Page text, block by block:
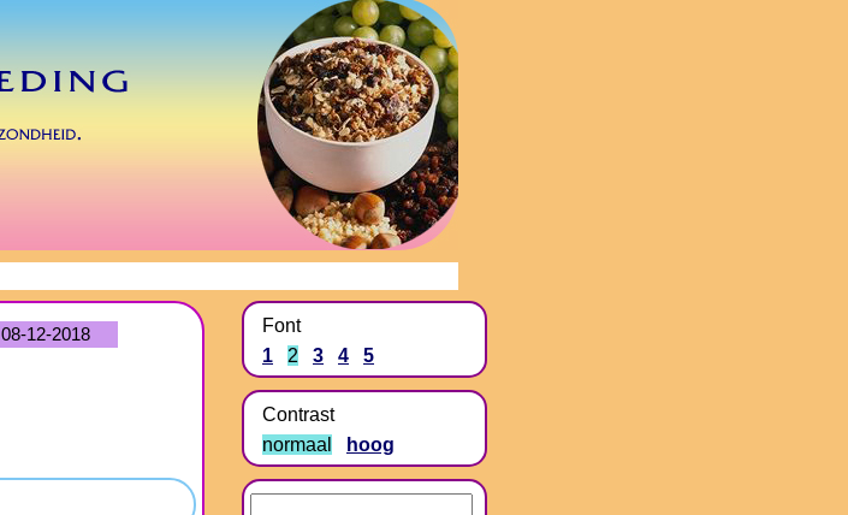
08-12-2018
Font
1
2 3 4 5
Contrast
normaal
hoog